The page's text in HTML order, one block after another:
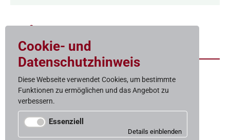
Baugelast
Weißenburgstraße 15
Cookie- und
Datenschutzhinweis
Diese Webseite verwendet Cookies, um bestimmte
Funktionen zu ermöglichen und das Angebot zu
verbessern.
Essenziell